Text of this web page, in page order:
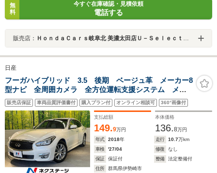
無
料
今すぐ在庫確認・見積依頼
電話する
販売店： ＨｏｎｄａＣａｒｓ岐阜北 美濃太田店Ｕ－Ｓｅｌｅｃｔコーナー
日産
フーガハイブリッド 3.5 後期 ベージュ革 メーカー8
型ナビ 全周囲カメラ 全方位運転支援システム メモ
リ付きパワーシート インテリジェントクルーズコント
ロール 純正18インチアルミ LEDヘッドライト ETC
販売店保証 車両品質評価書付 購入プラン付 オンライン相談可 360°画像付
支払総額
149.9万円
本体価格
136.8万円
年式
2018年 走行 10.7万km
車検
'27/04 修復
なし
保証
保証付 整備
法定整備付
住所
群馬県伊勢崎市